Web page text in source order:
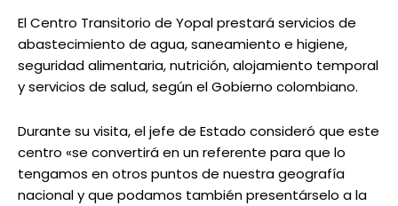
El Centro Transitorio de Yopal prestará servicios de
abastecimiento de agua, saneamiento e higiene,
seguridad alimentaria, nutrición, alojamiento temporal
y servicios de salud, según el Gobierno colombiano.
Durante su visita, el jefe de Estado consideró que este
centro «se convertirá en un referente para que lo
tengamos en otros puntos de nuestra geografía
nacional y que podamos también presentárselo a la